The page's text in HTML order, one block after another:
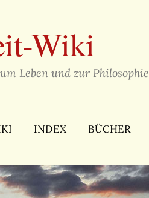
Wiki
Leben und zur Philosophie
INDEX BÜCHER